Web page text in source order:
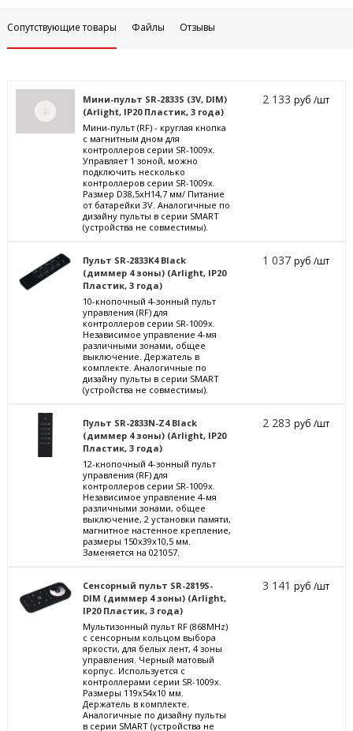
Сопутствующие товары Файлы Отзывы
Мини-пульт SR-2833S (3V, DIM)
(Arlight, IP20 Пластик, 3 года)
Мини-пульт (RF) - круглая кнопка
с магнитным дном для
контроллеров серии SR-1009x.
Управляет 1 зоной, можно
подключить несколько
контроллеров серии SR-1009х.
Размер D38,5xH14,7 мм/ Питание
от батарейки 3V. Аналогичные по
дизайну пульты в серии SMART
(устройства не совместимы).
2 133руб /шт
Пульт SR-2833K4 Black
(диммер 4 зоны) (Arlight, IP20
Пластик, 3 года)
10-кнопочный 4-зонный пульт
управления (RF) для
контроллеров серии SR-1009х.
Независимое управление 4-мя
различными зонами, общее
выключение. Держатель в
комплекте. Аналогичные по
дизайну пульты в серии SMART
(устройства не совместимы).
1 037руб /шт
Пульт SR-2833N-Z4 Black
(диммер 4 зоны) (Arlight, IP20
Пластик, 3 года)
12-кнопочный 4-зонный пульт
управления (RF) для
контроллеров серии SR-1009х.
Независимое управление 4-мя
различными зонами, общее
выключение, 2 установки памяти,
магнитное настенное крепление,
размеры 150х39х10,5 мм.
Заменяется на 021057.
2 283руб /шт
Сенсорный пульт SR-2819S-
DIM (диммер 4 зоны) (Arlight,
IP20 Пластик, 3 года)
Мультизонный пульт RF (868MHz)
с сенсорным кольцом выбора
яркости, для белых лент, 4 зоны
управления. Черный матовый
корпус. Используется с
контроллерами серии SR-1009x.
Размеры 119х54х10 мм.
Держатель в комплекте.
Аналогичные по дизайну пульты
в серии SMART (устройства не
3 141руб /шт